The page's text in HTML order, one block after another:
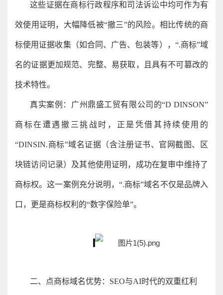
这些证据在商标行政程序和司法诉讼中均可作为有
效使用证明，大幅降低被“撤三”的风险。相比传统的商
标使用证据收集（如合同、广告、包装等），“.商标”域
名的证据更加规范、完整、易获取，且具有不可篡改的
技术特性。
真实案例：广州鼎盛工贸有限公司的“D DINSON”
商标在遭遇撤三挑战时，正是凭借其持续使用的
“DINSIN.商标”域名证据（含注册证书、官网截图、区
块链访问记录）及其他使用证明，成功在复审中维持了
商标权。这一案例充分说明，“.商标”域名不仅是品牌入
口，更是商标权利的“数字保险单”。
二、点商标域名优势：SEO与AI时代的双重红利